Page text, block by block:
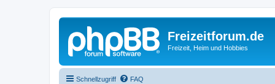
Freizeitforum.de
Freizeit, Heim und Hobbies
Schnellzugriff FAQ